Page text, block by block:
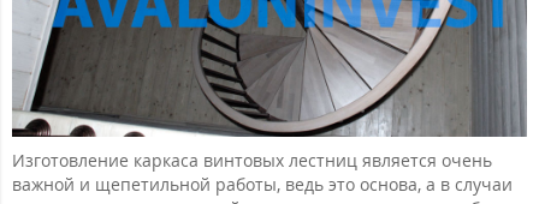
Изготовление каркаса винтовых лестниц является очень
важной и щепетильной работы, ведь это основа, а в случаи